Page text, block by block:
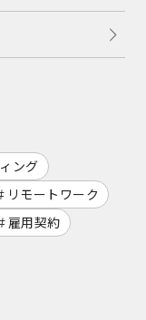
ング
リモートワーク
雇用契約